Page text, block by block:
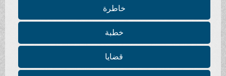
خاطرة
خطبة
قضايا